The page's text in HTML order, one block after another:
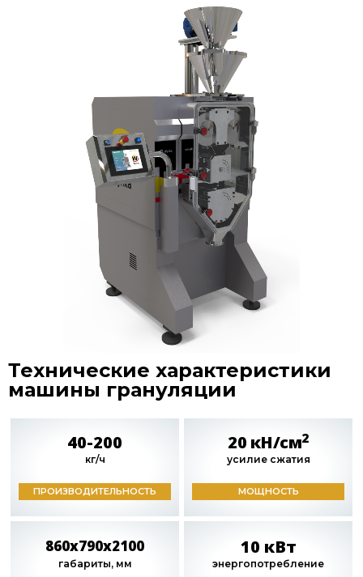
Технические характеристики
машины грануляции
40-200
кг/ч
ПРОИЗВОДИТЕЛЬНОСТЬ
20 кН/см2
усилие сжатия
МОЩНОСТЬ
860x790x2100
габариты, мм
10 кВт
энергопотребление